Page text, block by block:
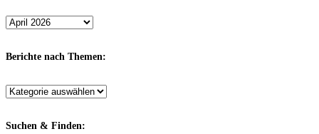
Archiv
Monaten:
Berichte nach Themen:
Berichte
Themen:
Suchen & Finden: